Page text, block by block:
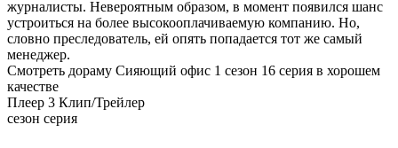
журналисты. Невероятным образом, в момент появился шанс
устроиться на более высокооплачиваемую компанию. Но,
словно преследователь, ей опять попадается тот же самый
менеджер.
Смотреть дораму Сияющий офис 1 сезон 16 серия в хорошем
качестве
Плеер 3 Клип/Трейлер
сезон серия